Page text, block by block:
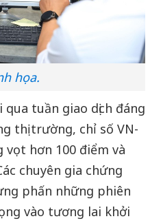
họa.
tuần giao dịch đáng
thị trường, chỉ số VN-
vọt hơn 100 điểm và
chuyên gia chứng
phấn những phiên
vào tương lai khởi